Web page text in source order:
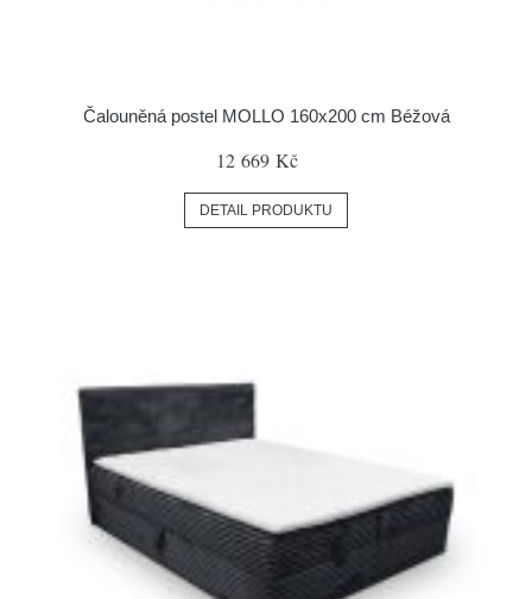
Čalouněná postel MOLLO 160x200 cm Béžová
12 669 Kč
DETAIL PRODUKTU